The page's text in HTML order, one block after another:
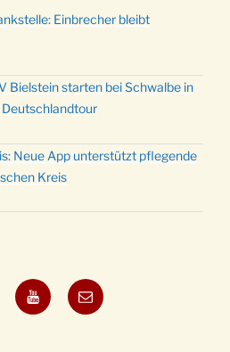
Einbrecher bleibt
Bielstein starten bei Schwalbe in
Neue App unterstützt pflegende
Kreis
YouTubeE-
Mail